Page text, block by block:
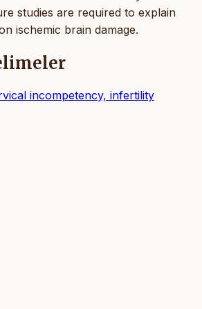
studies are required to explain
ischemic brain damage.
incompetency, infertility